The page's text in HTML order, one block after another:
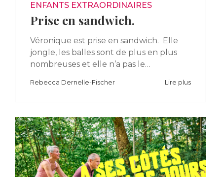
ENFANTS EXTRAORDINAIRES
Prise en sandwich.
Véronique est prise en sandwich. Elle
jongle, les balles sont de plus en plus
nombreuses et elle n’a pas le…
Rebecca Dernelle-Fischer Lire plus